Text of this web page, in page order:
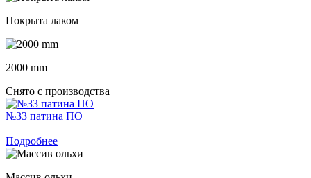
Покрыта лаком
2000 mm
Снято с производства
№33 патина ПО
Подробнее